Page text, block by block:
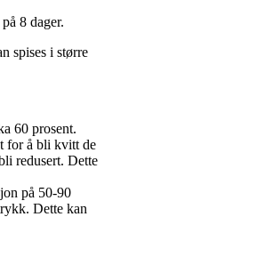
8 dager.
spises i større
60 prosent.
for å bli kvitt de
redusert. Dette
på 50-90
Dette kan